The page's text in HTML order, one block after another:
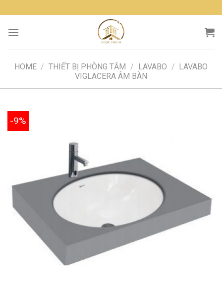
to
content
HOME / THIẾT BỊ PHÒNG TẮM / LAVABO / LAVABO
VIGLACERA ÂM BÀN
-9%